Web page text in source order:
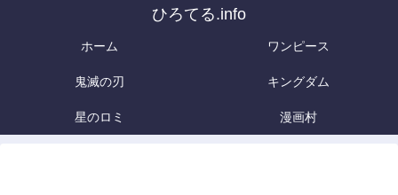
ひろてる.info
ホーム ワンピース
鬼滅の刃 キングダム
星のロミ 漫画村